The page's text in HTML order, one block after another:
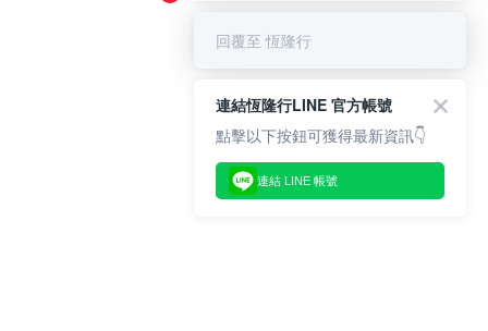
回覆至 恆隆行
連結恆隆行LINE 官方帳號
點擊以下按鈕可獲得最新資訊👇
連結 LINE 帳號